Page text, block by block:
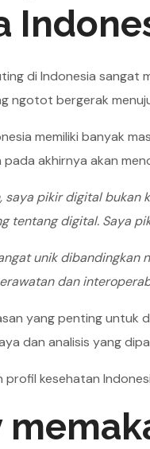
di Indonesia sangat
ngotot bergerak
memiliki banyak
pada akhirnya akan
saya pikir digital
tentang digital. Saya
unik dibandingkan
dan
yang penting
dan analisis yang
profil kesehatan